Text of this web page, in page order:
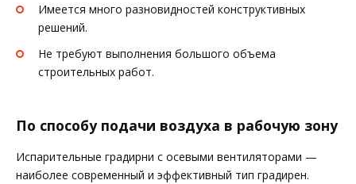
Имеется много разновидностей конструктивных
решений.
Не требуют выполнения большого объема
строительных работ.
По способу подачи воздуха в рабочую зону
Испарительные градирни с осевыми вентиляторами —
наиболее современный и эффективный тип градирен.